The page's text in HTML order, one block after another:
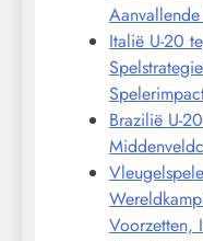
Italië U-20
Brazilië U-
Voorzetten,